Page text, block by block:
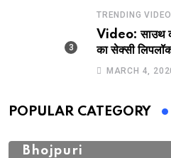
TRENDING
Video: साउथ
का सेक्सी
MARCH 4,
POPULAR CATEGORY
Bhojpuri